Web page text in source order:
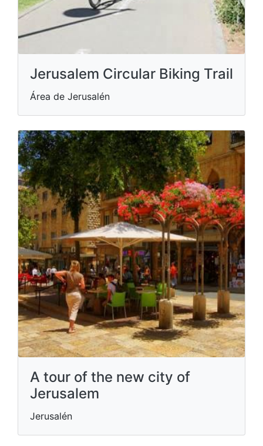
Jerusalem Circular Biking Trail
Área de Jerusalén
A tour of the new city of
Jerusalem
Jerusalén